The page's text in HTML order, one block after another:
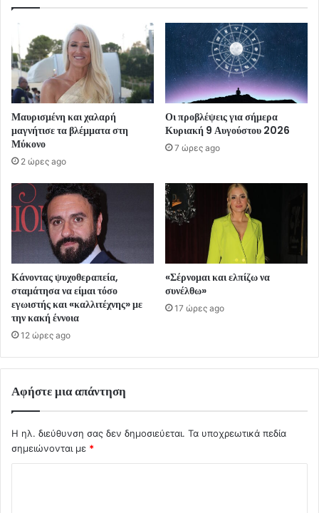
Μαυρισμένη και χαλαρή
μαγνήτισε τα βλέμματα στη
Μύκονο
2 ώρες ago
Οι προβλέψεις για σήμερα
Κυριακή 9 Αυγούστου 2026
7 ώρες ago
Κάνοντας ψυχοθεραπεία,
σταμάτησα να είμαι τόσο
εγωιστής και «καλλιτέχνης» με
την κακή έννοια
12 ώρες ago
«Σέρνομαι και ελπίζω να
συνέλθω»
17 ώρες ago
Αφήστε μια απάντηση
Η ηλ. διεύθυνση σας δεν δημοσιεύεται. Τα υποχρεωτικά πεδία
σημειώνονται με *